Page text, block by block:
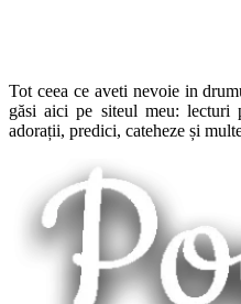
Tot ceea ce aveti nevoie in
găsi aici pe siteul meu: lecturi
adorații, predici, cateheze și